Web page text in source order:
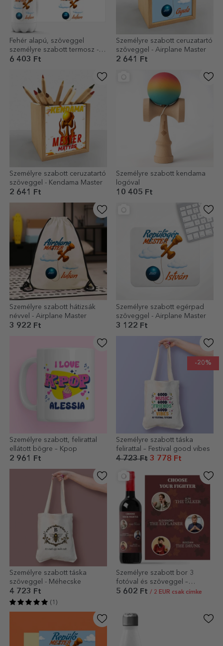
Fehér alapú, szöveggel
személyre szabott termosz -
Airplane Master
6 403 Ft
Személyre szabott ceruzatartó
szöveggel - Airplane Master
2 641 Ft
Személyre szabott ceruzatartó
szöveggel - Kendama Master
2 641 Ft
Személyre szabott kendama
logóval
10 405 Ft
Személyre szabott hátizsák
névvel - Airplane Master
3 922 Ft
Személyre szabott egérpad
szöveggel - Airplane Master
3 122 Ft
Személyre szabott, felirattal
ellátott bögre – Kpop
2 961 Ft
-20%
Személyre szabott táska
felirattal – Festival good vibes
4 723 Ft 3 778 Ft
Személyre szabott táska
szöveggel - Méhecske
4 723 Ft
(1)
Személyre szabott bor 3
fotóval és szöveggel –
Barátság szerepei
5 602 Ft / 2 EUR csak címke